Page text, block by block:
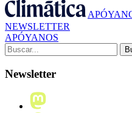
NEWSLETTER
APÓYANOS
Buscar:
Newsletter